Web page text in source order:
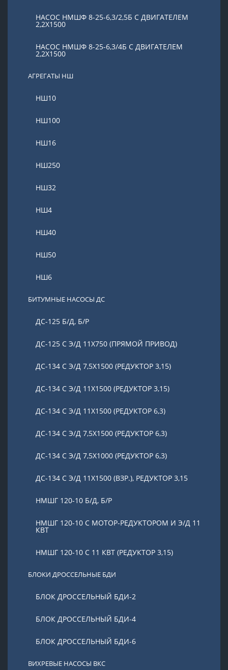
НАСОС НМШФ 8-25-6,3/2,5Б С ДВИГАТЕЛЕМ
2,2Х1500
НАСОС НМШФ 8-25-6,3/4Б С ДВИГАТЕЛЕМ
2,2Х1500
АГРЕГАТЫ НШ
НШ10
НШ100
НШ16
НШ250
НШ32
НШ4
НШ40
НШ50
НШ6
БИТУМНЫЕ НАСОСЫ ДС
ДС-125 Б/Д, Б/Р
ДС-125 С Э/Д 11Х750 (ПРЯМОЙ ПРИВОД)
ДС-134 С Э/Д 7,5Х1500 (РЕДУКТОР 3,15)
ДС-134 С Э/Д 11Х1500 (РЕДУКТОР 3,15)
ДС-134 С Э/Д 11Х1500 (РЕДУКТОР 6,3)
ДС-134 С Э/Д 7,5Х1500 (РЕДУКТОР 6,3)
ДС-134 С Э/Д 7,5Х1000 (РЕДУКТОР 6,3)
ДС-134 С Э/Д 11Х1500 (ВЗР.), РЕДУКТОР 3,15
НМШГ 120-10 Б/Д, Б/Р
НМШГ 120-10 С МОТОР-РЕДУКТОРОМ И Э/Д 11
КВТ
НМШГ 120-10 С 11 КВТ (РЕДУКТОР 3,15)
БЛОКИ ДРОССЕЛЬНЫЕ БДИ
БЛОК ДРОССЕЛЬНЫЙ БДИ-2
БЛОК ДРОССЕЛЬНЫЙ БДИ-4
БЛОК ДРОССЕЛЬНЫЙ БДИ-6
ВИХРЕВЫЕ НАСОСЫ ВКС